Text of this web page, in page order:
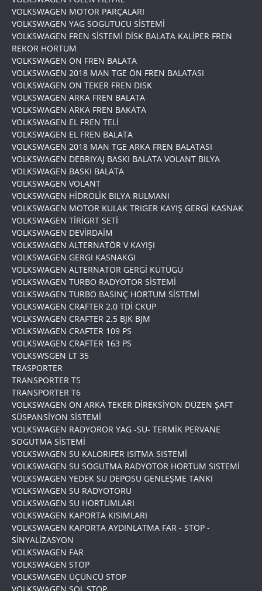
VOLKSWAGEN MOTOR PARÇALARI
VOLKSWAGEN YAG SOGUTUCU SİSTEMİ
VOLKSWAGEN FREN SİSTEMİ DİSK BALATA KALİPER FREN
REKOR HORTUM
VOLKSWAGEN ÖN FREN BALATA
VOLKSWAGEN 2018 MAN TGE ÖN FREN BALATASI
VOLKSWAGEN ON TEKER FREN DISK
VOLKSWAGEN ARKA FREN BALATA
VOLKSWAGEN ARKA FREN BAKATA
VOLKSWAGEN EL FREN TELİ
VOLKSWAGEN EL FREN BALATA
VOLKSWAGEN 2018 MAN TGE ARKA FREN BALATASI
VOLKSWAGEN DEBRIYAJ BASKI BALATA VOLANT BILYA
VOLKSWAGEN BASKI BALATA
VOLKSWAGEN VOLANT
VOLKSWAGEN HİDROLİK BILYA RULMANI
VOLKSWAGEN MOTOR KULAK TRIGER KAYIŞ GERGİ KASNAK
VOLKSWAGEN TİRİGRT SETİ
VOLKSWAGEN DEVİRDAİM
VOLKSWAGEN ALTERNATÖR V KAYIŞI
VOLKSWAGEN GERGI KASNAKGI
VOLKSWAGEN ALTERNATÖR GERGİ KÜTÜGÜ
VOLKSWAGEN TURBO RADYOTOR SİSTEMİ
VOLKSWAGEN TURBO BASINÇ HORTUM SİSTEMİ
VOLKSWAGEN CRAFTER 2.0 TDİ CKUP
VOLKSWAGEN CRAFTER 2.5 BJK BJM
VOLKSWAGEN CRAFTER 109 PS
VOLKSWAGEN CRAFTER 163 PS
VOLKSWSGEN LT 35
TRASPORTER
TRANSPORTER T5
TRANSPORTER T6
VOLKSWAGEN ÖN ARKA TEKER DİREKSİYON DÜZEN ŞAFT
SÜSPANSİYON SİSTEMİ
VOLKSWAGEN RADYOROR YAG -SU- TERMİK PERVANE
SOGUTMA SİSTEMİ
VOLKSWAGEN SU KALORIFER ISITMA SISTEMİ
VOLKSWAGEN SU SOGUTMA RADYOTOR HORTUM SISTEMİ
VOLKSWAGEN YEDEK SU DEPOSU GENLEŞME TANKI
VOLKSWAGEN SU RADYOTORU
VOLKSWAGEN SU HORTUMLARI
VOLKSWAGEN KAPORTA KISIMLARI
VOLKSWAGEN KAPORTA AYDINLATMA FAR - STOP -
SİNYALİZASYON
VOLKSWAGEN FAR
VOLKSWAGEN STOP
VOLKSWAGEN ÜÇÜNCÜ STOP